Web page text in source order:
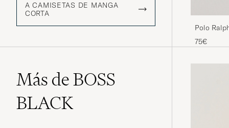
A CAMISETAS DE MANGA
CORTA
Polo
75€
Más de BOSS
BLACK